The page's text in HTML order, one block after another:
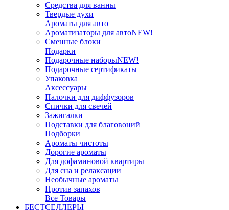
Средства для ванны
Твердые духи
Ароматы для авто
Ароматизаторы для автоNEW!
Сменные блоки
Подарки
Подарочные наборыNEW!
Подарочные сертификаты
Упаковка
Аксессуары
Палочки для диффузоров
Спички для свечей
Зажигалки
Подставки для благовоний
Подборки
Ароматы чистоты
Дорогие ароматы
Для дофаминовой квартиры
Для сна и релаксации
Необычные ароматы
Против запахов
Все Товары
БЕСТСЕЛЛЕРЫ